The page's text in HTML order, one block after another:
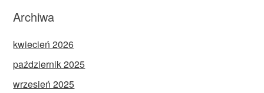
Archiwa
kwiecień 2026
październik 2025
wrzesień 2025